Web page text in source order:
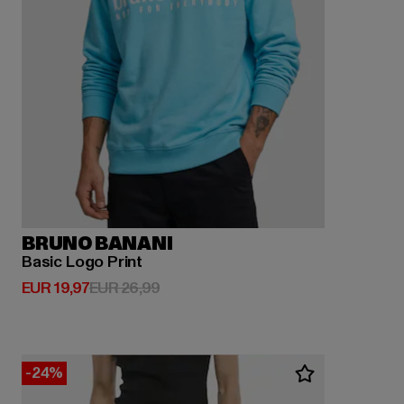
BRUNO BANANI
Basic Logo Print
EUR 19,97
Huidige prijs: EUR 19,97
EUR 26,99Actieprijs: EUR 26,99
-24%